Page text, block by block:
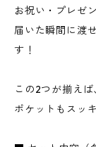
お祝い・プレゼ
届いた瞬間に渡
す！
この2つが揃えば
ポケットもスッ